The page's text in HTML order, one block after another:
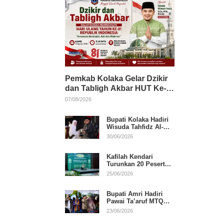
Pemkab Kolaka Gelar Dzikir
dan Tabligh Akbar HUT Ke-
81 RI, Hadirkan Dai Nasional
07/08/2026
Bupati Kolaka Hadiri
Wisuda Tahfidz Al-
Qur’an, Komitmen
30/06/2026
Kafilah Kendari
Turunkan 20 Peserta
pada Hari Pertama
25/06/2026
Bupati Amri Hadiri
Pawai Ta’aruf MTQ
XXXI Sultra, Beri
23/06/2026